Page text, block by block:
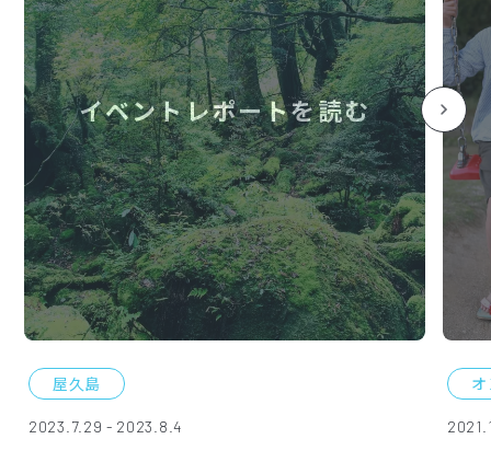
イベントレポートを読む
屋久島
2023.7.29 - 2023.8.4